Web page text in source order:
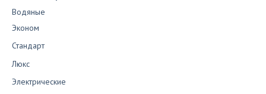
Водяные
Эконом
Стандарт
Люкс
Электрические